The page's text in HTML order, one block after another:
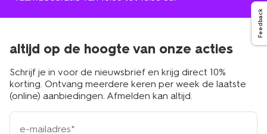
Feedback
altijd op de hoogte van onze acties
Schrijf je in voor de nieuwsbrief en krijg direct 10%
korting. Ontvang meerdere keren per week de laatste
(online) aanbiedingen. Afmelden kan altijd.
e-
mailadres